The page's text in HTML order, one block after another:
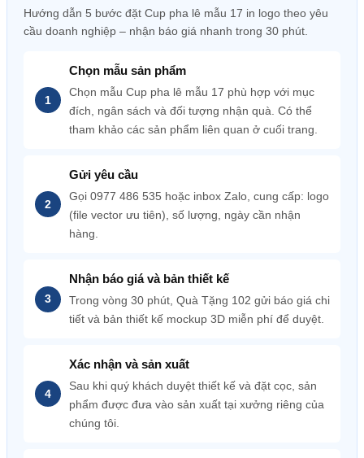
Hướng dẫn 5 bước đặt Cup pha lê mẫu 17 in logo theo yêu
cầu doanh nghiệp – nhận báo giá nhanh trong 30 phút.
Chọn mẫu sản phẩm
Chọn mẫu Cup pha lê mẫu 17 phù hợp với mục
đích, ngân sách và đối tượng nhận quà. Có thể
tham khảo các sản phẩm liên quan ở cuối trang.
Gửi yêu cầu
Gọi 0977 486 535 hoặc inbox Zalo, cung cấp: logo
(file vector ưu tiên), số lượng, ngày cần nhận
hàng.
Nhận báo giá và bản thiết kế
Trong vòng 30 phút, Quà Tặng 102 gửi báo giá chi
tiết và bản thiết kế mockup 3D miễn phí để duyệt.
Xác nhận và sản xuất
Sau khi quý khách duyệt thiết kế và đặt cọc, sản
phẩm được đưa vào sản xuất tại xưởng riêng của
chúng tôi.